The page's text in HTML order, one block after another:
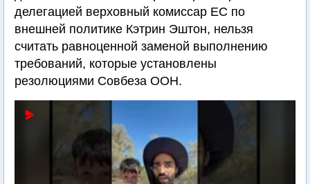
делегацией верховный комиссар ЕС по
внешней политике Кэтрин Эштон, нельзя
считать равноценной заменой выполнению
требований, которые установлены
резолюциями Совбеза ООН.